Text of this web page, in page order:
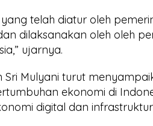
telah diatur oleh
dilaksanakan oleh oleh
ujarnya.
Sri Mulyani turut
ekonomi di
digital dan